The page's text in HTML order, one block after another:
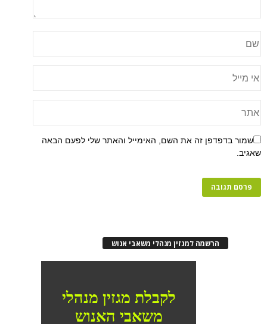
שמור בדפדפן זה את השם, האימייל והאתר שלי לפעם הבאה
שאגיב.
הרשמה למגזין מנהלי משאבי אנוש